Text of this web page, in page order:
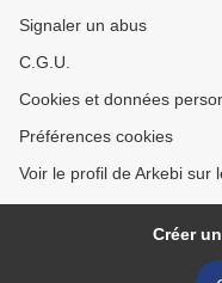
Signaler un abus
C.G.U.
Cookies et données
Préférences cookies
Voir le profil de Arkebi sur
Créer